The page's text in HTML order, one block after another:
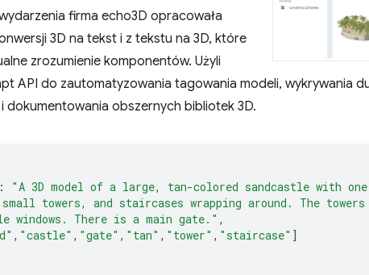
firma echo3D opracowała
3D na tekst i z tekstu na 3D, które
zrozumienie komponentów. Użyli
API do zautomatyzowania tagowania modeli, wykrywania
dokumentowania obszernych bibliotek 3D.
:
"A 3D model of a large, tan-colored sandcastle with one
towers, and staircases wrapping around. The towers
windows. There is a main gate."
,
, "castle" , "gate" , "tan" , "tower" , "staircase" ]